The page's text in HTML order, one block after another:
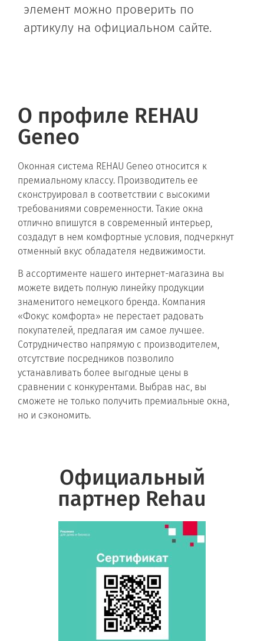
элемент можно проверить по
артикулу на официальном сайте.
О профиле REHAU
Geneo
Оконная система REHAU Geneo относится к
премиальному классу. Производитель ее
сконструировал в соответствии с высокими
требованиями современности. Такие окна
отлично впишутся в современный интерьер,
создадут в нем комфортные условия, подчеркнут
отменный вкус обладателя недвижимости.
В ассортименте нашего интернет-магазина вы
можете видеть полную линейку продукции
знаменитого немецкого бренда. Компания
«Фокус комфорта» не перестает радовать
покупателей, предлагая им самое лучшее.
Сотрудничество напрямую с производителем,
отсутствие посредников позволило
устанавливать более выгодные цены в
сравнении с конкурентами. Выбрав нас, вы
сможете не только получить премиальные окна,
но и сэкономить.
Официальный
партнер Rehau